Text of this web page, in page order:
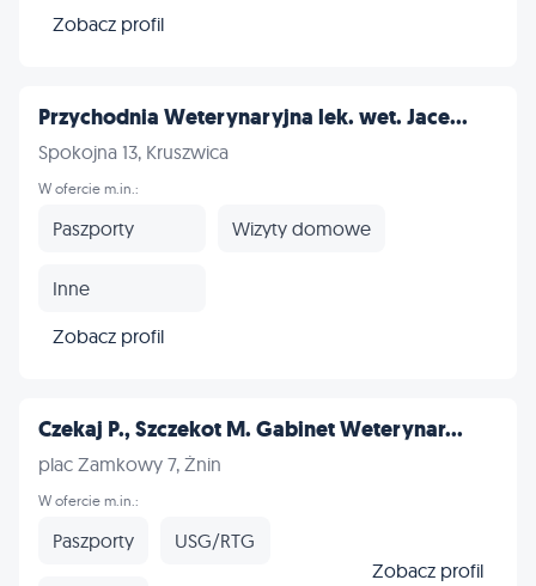
Zobacz profil
Przychodnia Weterynaryjna lek. wet. Jace...
Spokojna 13, Kruszwica
W ofercie m.in.:
Paszporty Wizyty domowe
Inne
Zobacz profil
Czekaj P., Szczekot M. Gabinet Weterynar...
plac Zamkowy 7, Żnin
W ofercie m.in.:
Paszporty USG/RTG
Zobacz profil